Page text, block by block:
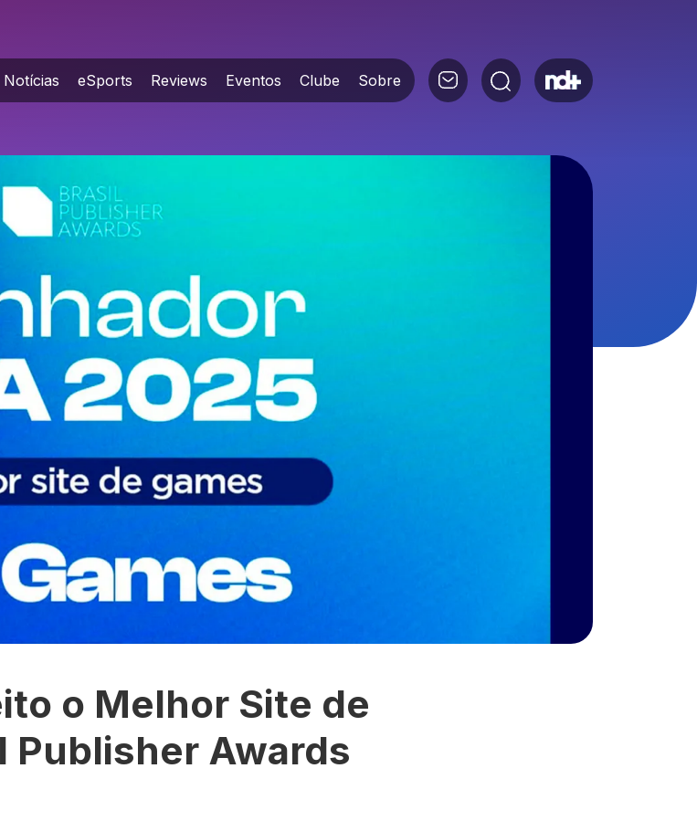
Notícias eSports Reviews Eventos Clube Sobre
o Melhor Site de
Publisher Awards